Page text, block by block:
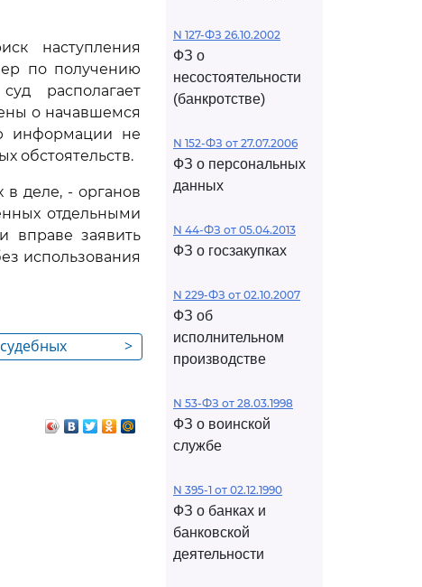
наступления
по получению
располагает
о начавшемся
информации не
обстоятельств.
в деле, - органов
отдельными
вправе заявить
использования
>
N 127-ФЗ 26.10.2002
ФЗ о
несостоятельности
(банкротстве)
N 152-ФЗ от 27.07.2006
ФЗ о персональных
данных
N 44-ФЗ от 05.04.2013
ФЗ о госзакупках
N 229-ФЗ от 02.10.2007
ФЗ об
исполнительном
производстве
N 53-ФЗ от 28.03.1998
ФЗ о воинской
службе
N 395-1 от 02.12.1990
ФЗ о банках и
банковской
деятельности